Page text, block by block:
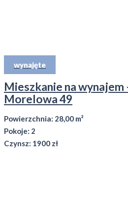
wynajęte
Mieszkanie na wynajem
Morelowa 49
Powierzchnia: 28,00 m²
Pokoje: 2
Czynsz: 1900 zł